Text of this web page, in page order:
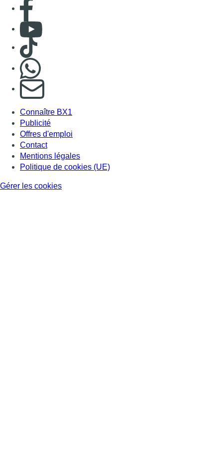
Consulter Youtube
Consulter TikTok
S'abonner à notre newsletter
Connaître BX1
Publicité
Offres d'emploi
Contact
Mentions légales
Politique de cookies (UE)
Gérer les cookies